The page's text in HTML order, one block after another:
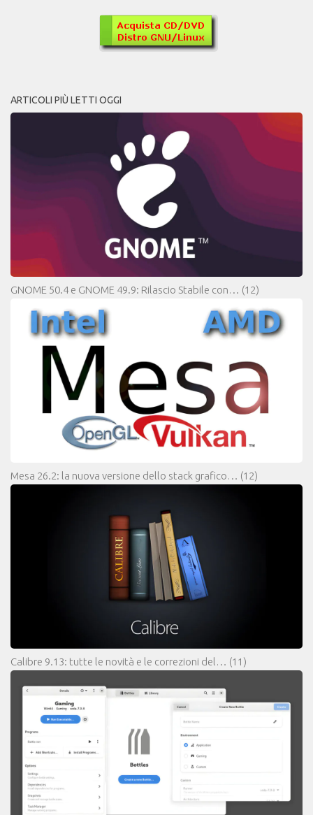
ARTICOLI PIÙ LETTI OGGI
GNOME 50.4 e GNOME 49.9: Rilascio Stabile con… (12)
Mesa 26.2: la nuova versione dello stack grafico… (12)
Calibre 9.13: tutte le novità e le correzioni del… (11)